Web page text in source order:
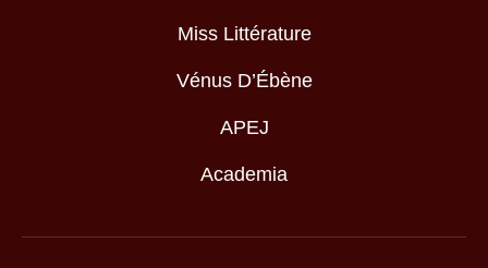
Miss Littérature
Vénus D’Ébène
APEJ
Academia